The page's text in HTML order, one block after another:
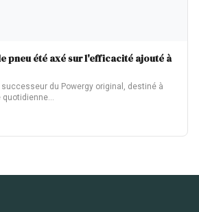
pneu été axé sur l'efficacité ajouté à
successeur du Powergy original, destiné à
quotidienne…